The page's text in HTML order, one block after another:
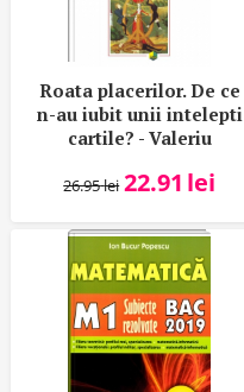
Roata placerilor. De ce
n-au iubit unii intelepti
cartile? - Valeriu
26.95lei 22.91 lei